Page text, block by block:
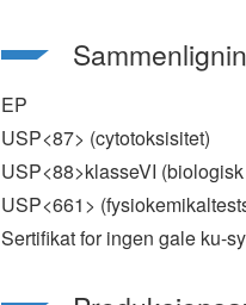
EP
USP<87> (cytotoksisitet)
USP<88>klasseVI
USP<661>
Sertifikat for ingen gale ku-